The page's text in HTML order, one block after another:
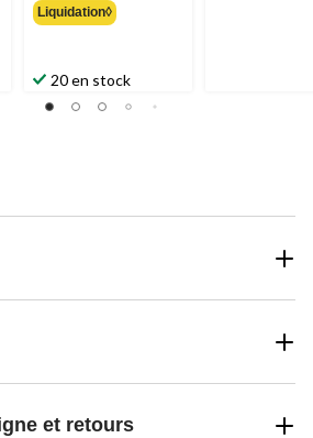
Liquidation◊
20 en stock
et retours